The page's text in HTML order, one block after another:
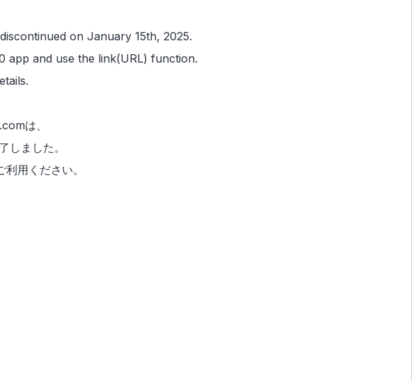
on January 15th, 2025.
app and use the link(URL) function.
は、
しました。
利用ください。